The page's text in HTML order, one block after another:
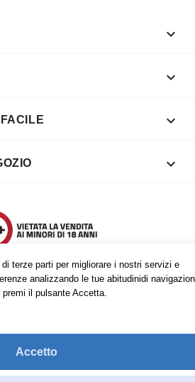
terze parti per migliorare i nostri servizi e
analizzando le tue abitudinidi
il pulsante Accetta.
Accetto




Trovaci anche su: